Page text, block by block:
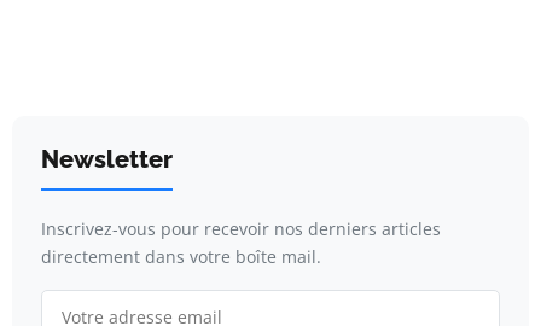
Newsletter
Inscrivez-vous pour recevoir nos derniers articles
directement dans votre boîte mail.